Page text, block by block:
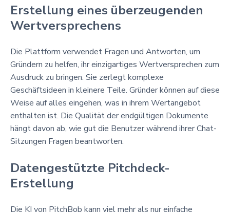
Erstellung eines überzeugenden
Wertversprechens
Die Plattform verwendet Fragen und Antworten, um
Gründern zu helfen, ihr einzigartiges Wertversprechen zum
Ausdruck zu bringen. Sie zerlegt komplexe
Geschäftsideen in kleinere Teile. Gründer können auf diese
Weise auf alles eingehen, was in ihrem Wertangebot
enthalten ist. Die Qualität der endgültigen Dokumente
hängt davon ab, wie gut die Benutzer während ihrer Chat-
Sitzungen Fragen beantworten.
Datengestützte Pitchdeck-
Erstellung
Die KI von PitchBob kann viel mehr als nur einfache